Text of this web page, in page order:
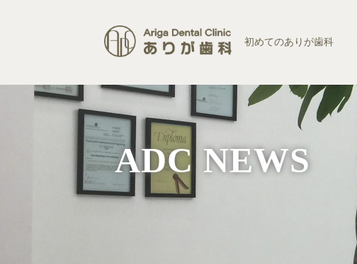
初めてのありが歯科
ADC NEWS